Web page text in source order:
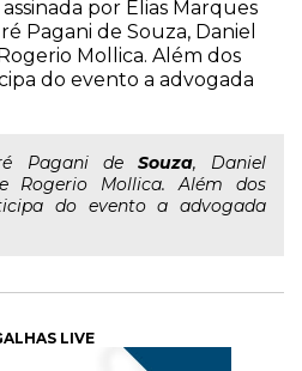
por Elias Marques
Pagani de Souza, Daniel
Mollica. Além dos
do evento a advogada
Pagani de Souza, Daniel
Rogerio Mollica. Além dos
do evento a advogada
LIVE